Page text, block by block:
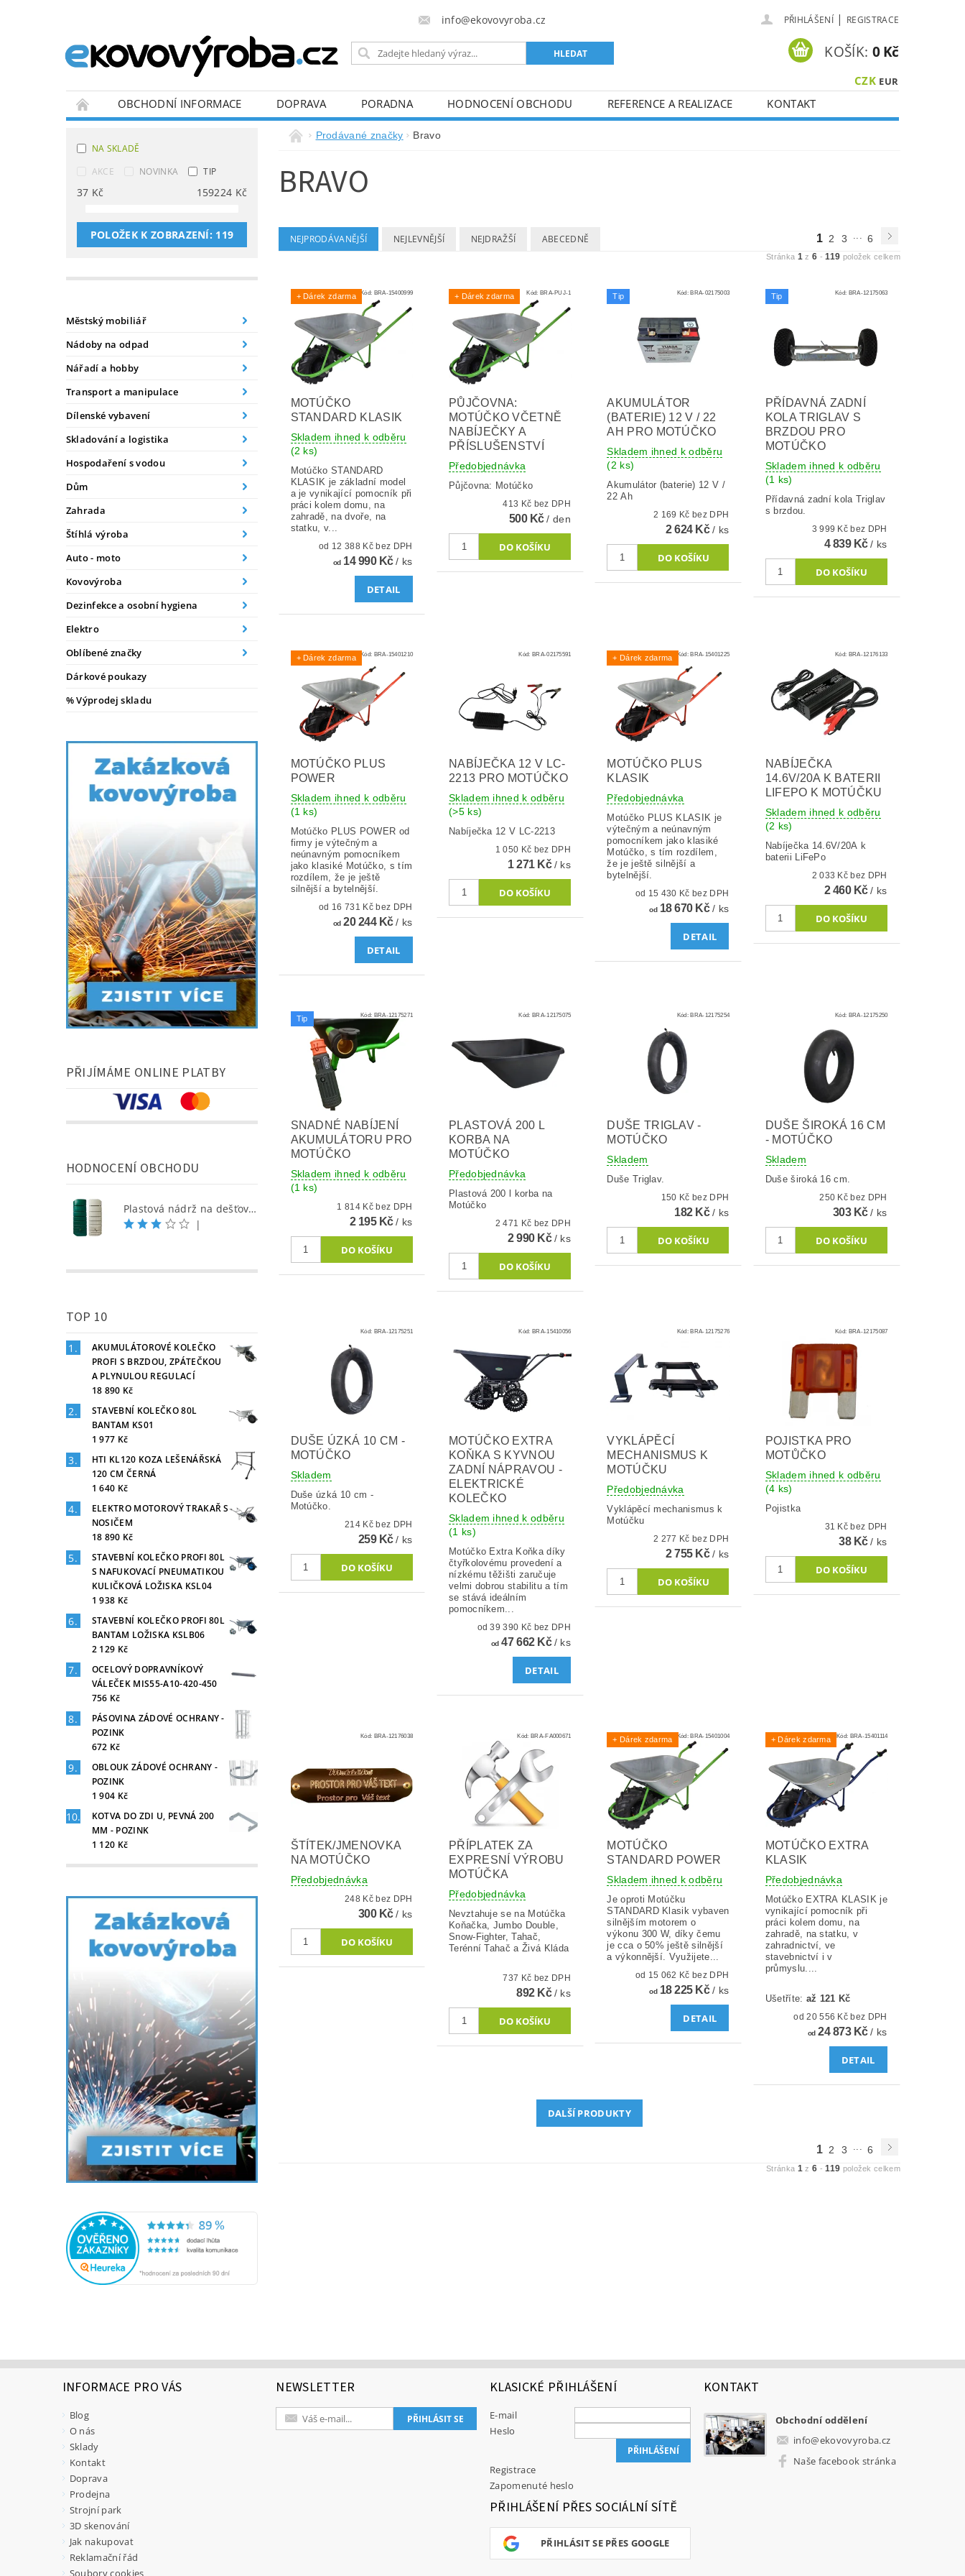
info@ekovovyroba.cz PŘIHLÁŠENÍ | REGISTRACE
CZK EUR
KOŠÍK: 0 Kč
OBCHODNÍ INFORMACE DOPRAVA PORADNA HODNOCENÍ OBCHODU REFERENCE A REALIZACE
KONTAKT
NA SKLADĚ
AKCE
NOVINKA TIP
37 Kč 159224 Kč
POLOŽEK K ZOBRAZENÍ: 119
Městský mobiliář
Nádoby na odpad
Nářadí a hobby
Transport a manipulace
Dílenské vybavení
Skladování a logistika
Hospodaření s vodou
Dům
Zahrada
Štíhlá výroba
Auto - moto
Kovovýroba
Dezinfekce a osobní hygiena
Elektro
Oblíbené značky
Dárkové poukazy
% Výprodej skladu
PŘIJÍMÁME ONLINE PLATBY
HODNOCENÍ OBCHODU
Plastová nádrž na dešťovou vodu SEINE 650 l, písková
|
TOP 10
AKUMULÁTOROVÉ KOLEČKO
PROFI S BRZDOU, ZPÁTEČKOU
A PLYNULOU REGULACÍ
18 890 Kč
STAVEBNÍ KOLEČKO 80L
BANTAM KS01
1 977 Kč
HTI KL120 KOZA LEŠENÁŘSKÁ
120 CM ČERNÁ
1 640 Kč
ELEKTRO MOTOROVÝ TRAKAŘ S
NOSIČEM
18 890 Kč
STAVEBNÍ KOLEČKO PROFI 80L
S NAFUKOVACÍ PNEUMATIKOU
KULIČKOVÁ LOŽISKA KSL04
1 938 Kč
STAVEBNÍ KOLEČKO PROFI 80L
BANTAM LOŽISKA KSLB06
2 129 Kč
OCELOVÝ DOPRAVNÍKOVÝ
VÁLEČEK MIS55-A10-420-450
756 Kč
PÁSOVINA ZÁDOVÉ OCHRANY -
POZINK
672 Kč
OBLOUK ZÁDOVÉ OCHRANY -
POZINK
1 904 Kč
KOTVA DO ZDI U, PEVNÁ 200
MM - POZINK
1 120 Kč
Prodávané značky Bravo
BRAVO
NEJPRODÁVANĚJŠÍ NEJLEVNĚJŠÍ NEJDRAŽŠÍ ABECEDNĚ 1 2 3 ... 6
Stránka 1 z 6 -119 položek celkem
+ Dárek zdarma Kód: BRA-15400999
MOTÚČKO
STANDARD KLASIK
Skladem ihned k odběru
(2 ks)
Motúčko STANDARD
KLASIK je základní model
a je vynikající pomocník při
práci kolem domu, na
zahradě, na dvoře, na
statku, v...
od 12 388 Kč bez DPH
od14 990 Kč/ ks
DETAIL
+ Dárek zdarma Kód: BRA-PUJ-1
PŮJČOVNA:
MOTÚČKO VČETNĚ
NABÍJEČKY A
PŘÍSLUŠENSTVÍ
Předobjednávka
Půjčovna: Motúčko
413 Kč bez DPH
500 Kč/ den
Tip Kód:BRA-02175003
AKUMULÁTOR
(BATERIE) 12 V / 22
AH PRO MOTÚČKO
Skladem ihned k odběru
(2 ks)
Akumulátor (baterie) 12 V /
22 Ah
2 169 Kč bez DPH
2 624 Kč/ ks
Tip Kód: BRA-12175063
PŘÍDAVNÁ ZADNÍ
KOLA TRIGLAV S
BRZDOU PRO
MOTÚČKO
Skladem ihned k odběru
(1 ks)
Přídavná zadní kola Triglav
s brzdou.
3 999 Kč bez DPH
4 839 Kč/ ks
+ Dárek zdarma Kód: BRA-15401210
MOTÚČKO PLUS
POWER
Skladem ihned k odběru
(1 ks)
Motúčko PLUS POWER od
firmy je výtečným a
neúnavným pomocníkem
jako klasiké Motúčko, s tím
rozdílem, že je ještě
silnější a bytelnější.
od 16 731 Kč bez DPH
od20 244 Kč/ ks
DETAIL
Kód: BRA-02175591
NABÍJEČKA 12 V LC-
2213 PRO MOTÚČKO
Skladem ihned k odběru
(>5 ks)
Nabíječka 12 V LC-2213
1 050 Kč bez DPH
1 271 Kč/ ks
+ Dárek zdarma Kód:BRA-15401225
MOTÚČKO PLUS
KLASIK
Předobjednávka
Motúčko PLUS KLASIK je
výtečným a neúnavným
pomocníkem jako klasiké
Motúčko, s tím rozdílem,
že je ještě silnější a
bytelnější.
od 15 430 Kč bez DPH
od18 670 Kč/ ks
DETAIL
Kód: BRA-12176133
NABÍJEČKA
14.6V/20A K BATERII
LIFEPO K MOTÚČKU
Skladem ihned k odběru
(2 ks)
Nabíječka 14.6V/20A k
baterii LiFePo
2 033 Kč bez DPH
2 460 Kč/ ks
Tip Kód: BRA-12175271
SNADNÉ NABÍJENÍ
AKUMULÁTORU PRO
MOTÚČKO
Skladem ihned k odběru
(1 ks)
1 814 Kč bez DPH
2 195 Kč/ ks
Kód: BRA-12175075
PLASTOVÁ 200 L
KORBA NA
MOTÚČKO
Předobjednávka
Plastová 200 l korba na
Motúčko
2 471 Kč bez DPH
2 990 Kč/ ks
Kód:BRA-12175254
DUŠE TRIGLAV -
MOTÚČKO
Skladem
Duše Triglav.
150 Kč bez DPH
182 Kč/ ks
Kód: BRA-12175250
DUŠE ŠIROKÁ 16 CM
- MOTÚČKO
Skladem
Duše široká 16 cm.
250 Kč bez DPH
303 Kč/ ks
Kód: BRA-12175251
DUŠE ÚZKÁ 10 CM -
MOTÚČKO
Skladem
Duše úzká 10 cm -
Motúčko.
214 Kč bez DPH
259 Kč/ ks
Kód: BRA-15410056
MOTÚČKO EXTRA
KOŇKA S KYVNOU
ZADNÍ NÁPRAVOU -
ELEKTRICKÉ
KOLEČKO
Skladem ihned k odběru
(1 ks)
Motúčko Extra Koňka díky
čtyřkolovému provedení a
nízkému těžišti zaručuje
velmi dobrou stabilitu a tím
se stává ideálním
pomocníkem...
od 39 390 Kč bez DPH
od47 662 Kč/ ks
DETAIL
Kód:BRA-12175276
VYKLÁPĚCÍ
MECHANISMUS K
MOTÚČKU
Předobjednávka
Vyklápěcí mechanismus k
Motúčku
2 277 Kč bez DPH
2 755 Kč/ ks
Kód: BRA-12175087
POJISTKA PRO
MOTŮČKO
Skladem ihned k odběru
(4 ks)
Pojistka
31 Kč bez DPH
38 Kč/ ks
Kód: BRA-12176038
ŠTÍTEK/JMENOVKA
NA MOTÚČKO
Předobjednávka
248 Kč bez DPH
300 Kč/ ks
Kód: BRA-FA000671
PŘÍPLATEK ZA
EXPRESNÍ VÝROBU
MOTÚČKA
Předobjednávka
Nevztahuje se na Motúčka
Koňačka, Jumbo Double,
Snow-Fighter, Tahač,
Terénní Tahač a Živá Kláda
737 Kč bez DPH
892 Kč/ ks
+ Dárek zdarma Kód:BRA-15401004
MOTÚČKO
STANDARD POWER
Skladem ihned k odběru
Je oproti Motúčku
STANDARD Klasik vybaven
silnějším motorem o
výkonu 300 W, díky čemu
je cca o 50% ještě silnější
a výkonnější. Využijete...
od 15 062 Kč bez DPH
od18 225 Kč/ ks
DETAIL
+ Dárek zdarma Kód: BRA-15401114
MOTÚČKO EXTRA
KLASIK
Předobjednávka
Motúčko EXTRA KLASIK je
vynikající pomocník při
práci kolem domu, na
zahradě, na statku, v
zahradnictví, ve
stavebnictví i v
průmyslu....
Ušetříte: až 121 Kč
od 20 556 Kč bez DPH
od24 873 Kč/ ks
DETAIL
DALŠÍ PRODUKTY
1 2 3 6
Stránka 1 z 6 -119 položek celkem
INFORMACE PRO VÁS
Blog
O nás
Sklady
Kontakt
Doprava
Prodejna
Strojní park
3D skenování
Jak nakupovat
Reklamační řád
Soubory cookies
NEWSLETTER KLASICKÉ PŘIHLÁŠENÍ
E-mail
Heslo
Registrace
Zapomenuté heslo
PŘIHLÁŠENÍ PŘES SOCIÁLNÍ SÍTĚ
PŘIHLÁSIT SE PŘES GOOGLE
KONTAKT
Obchodní oddělení
info@ekovovyroba.cz
Naše facebook stránka